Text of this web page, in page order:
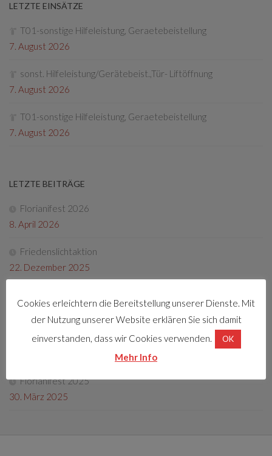
LETZTE EINSÄTZE
T01-sonstige Hilfeleistung, Geraetebeistellung
7. August 2026
sonst. Hilfeleistung/Gerätebeist.,Tür- Liftöffnung
7. August 2026
T01-sonstige Hilfeleistung, Geraetebeistellung
7. August 2026
LETZTE BEITRÄGE
Florianifest 2026
8. April 2026
Friedenslichtaktion
22. Dezember 2025
4. Oktober 2025
Fotos Florianifest 2025
Florianifest 2025
30. März 2025
Cookies erleichtern die Bereitstellung unserer Dienste. Mit
der Nutzung unserer Website erklären Sie sich damit
einverstanden, dass wir Cookies verwenden.
OK
Mehr Info